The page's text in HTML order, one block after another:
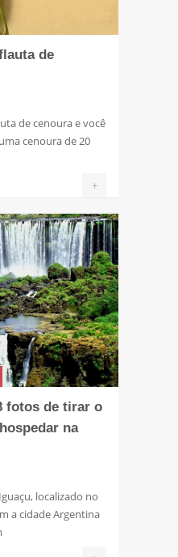
de
de cenoura e você
cenoura de 20
+
fotos de tirar o
na
localizado no
a cidade Argentina